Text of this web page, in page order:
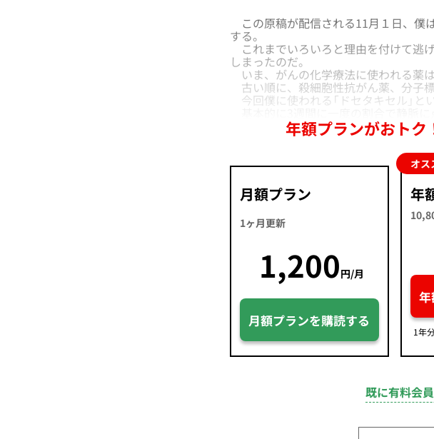
この原稿が配信される11月１日、僕
する。
これまでいろいろと理由を付けて逃
しまったのだ。
いま、がんの化学療法に使われる薬
古い順に、殺細胞性抗がん薬、分子
今回僕に使われる「ドセタキセル」と
年額プランがおト
月額プラン
1ヶ月更新
1,200円/月
月額プランを購読する
オス
年
1年
既に有料会